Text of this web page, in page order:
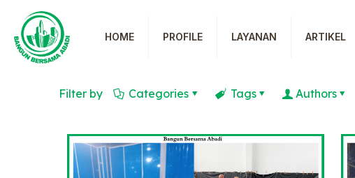
HOME PROFILE LAYANAN ARTIKEL
Filter by Categories Tags Authors